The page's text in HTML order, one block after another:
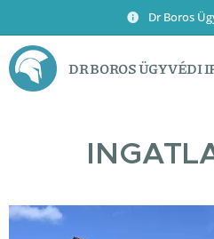
Dr Boros
DR BOROS ÜGYVÉDI